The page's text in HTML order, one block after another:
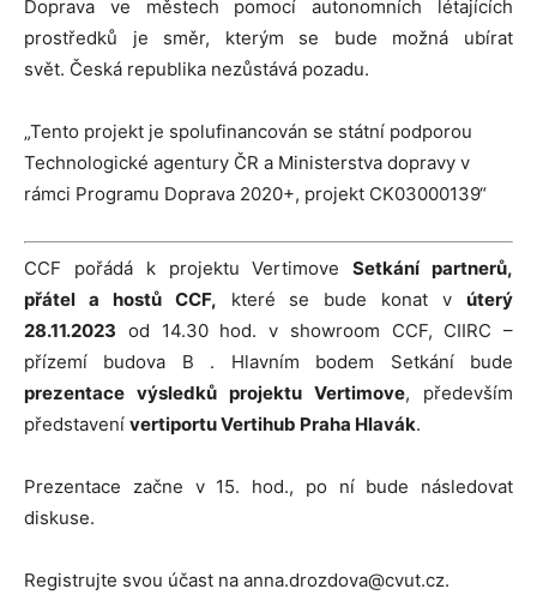
Doprava ve městech pomocí autonomních létajících
prostředků je směr, kterým se bude možná ubírat
svět. Česká republika nezůstává pozadu.
„Tento projekt je spolufinancován se státní podporou
Technologické agentury ČR a Ministerstva dopravy v
rámci Programu Doprava 2020+, projekt CK03000139“
CCF pořádá k projektu VertimoveSetkání partnerů,
přátel a hostů CCF, které se bude konat vúterý
28.11.2023 od 14.30 hod. v showroom CCF, CIIRC –
přízemí budova B . Hlavním bodem Setkání bude
prezentace výsledků projektu Vertimove, především
představení vertiportu Vertihub Praha Hlavák.
Prezentace začne v 15. hod., po ní bude následovat
diskuse.
Registrujte svou účast na anna.drozdova@cvut.cz.